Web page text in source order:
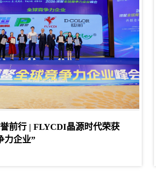
前行 | FLYCDI晶源时代荣获
力企业”